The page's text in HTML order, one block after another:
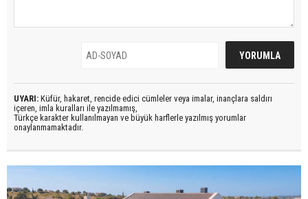
UYARI: Küfür, hakaret, rencide edici cümleler veya imalar, inançlara saldırı
içeren, imla kuralları ile yazılmamış,
Türkçe karakter kullanılmayan ve büyük harflerle yazılmış yorumlar
onaylanmamaktadır.